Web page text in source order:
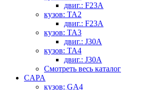
двиг.: F23A
кузов: TA2
двиг.: F23A
кузов: TA3
двиг.: J30A
кузов: TA4
двиг.: J30A
Смотреть весь каталог
CAPA
кузов: GA4